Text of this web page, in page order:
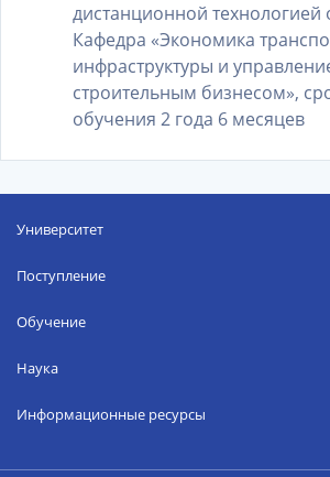
дистанционной технологией
Кафедра «Экономика
инфраструктуры и
строительным бизнесом»,
обучения 2 года 6 месяцев
Университет
Поступление
Обучение
Наука
Информационные ресурсы